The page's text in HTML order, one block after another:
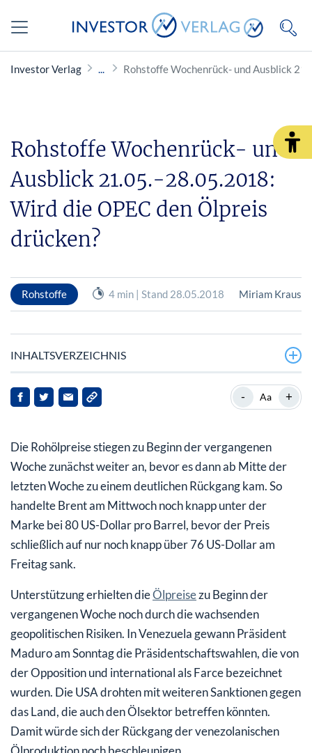
Investor Verlag Rohstoffe Wochenrück- und Ausblick
Rohstoffe Wochenrück- und
Ausblick 21.05.-28.05.2018:
Wird die OPEC den Ölpreis
drücken?
Rohstoffe 4 min | Stand 28.05.2018 Miriam Kraus
INHALTSVERZEICHNIS
Edelmetalle: Gold
Agrarrohstoffe: Zucker
- Aa +
Die Rohölpreise stiegen zu Beginn der vergangenen
Woche zunächst weiter an, bevor es dann ab Mitte der
letzten Woche zu einem deutlichen Rückgang kam. So
handelte Brent am Mittwoch noch knapp unter der
Marke bei 80 US-Dollar pro Barrel, bevor der Preis
schließlich auf nur noch knapp über 76 US-Dollar am
Freitag sank.
Unterstützung erhielten dieÖlpreisezu Beginn der
vergangenen Woche noch durch die wachsenden
geopolitischen Risiken. In Venezuela gewann Präsident
Maduro am Sonntag die Präsidentschaftswahlen, die von
der Opposition und international als Farce bezeichnet
wurden. Die USA drohten mit weiteren Sanktionen gegen
das Land, die auch den Ölsektor betreffen könnten.
Damit würde sich der Rückgang der venezolanischen